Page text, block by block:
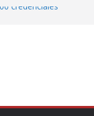
credenciales